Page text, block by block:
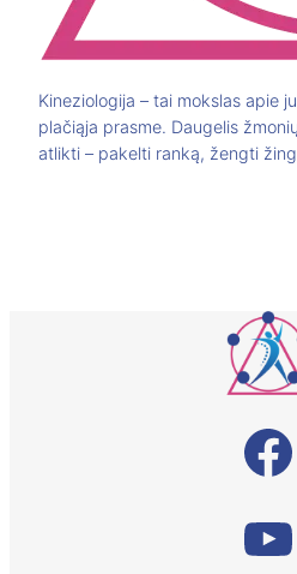
Kineziologija – tai mokslas apie
plačiąja prasme. Daugelis
atlikti – pakelti ranką, žengti
Facebook
Taikomosios kineziologijos vaizdinė informacija YouTube